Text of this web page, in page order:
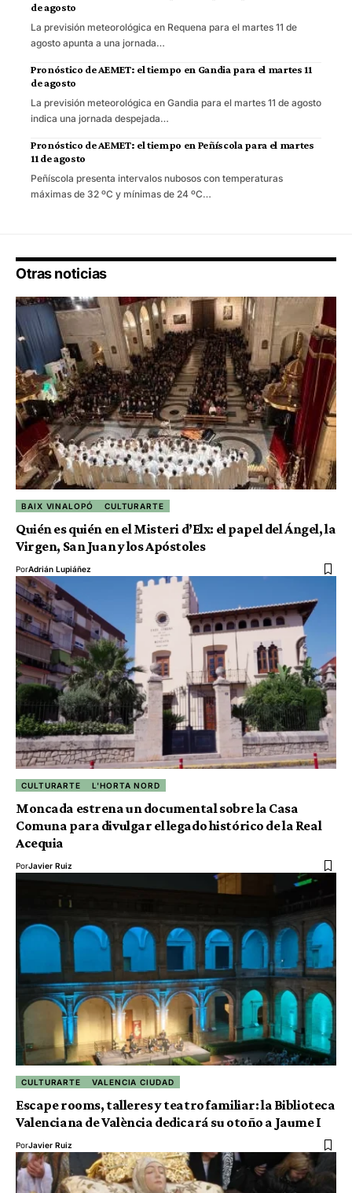
de agosto
La previsión meteorológica en Requena para el martes 11 de
agosto apunta a una jornada…
Pronóstico de AEMET: el tiempo en Gandia para el martes 11
de agosto
La previsión meteorológica en Gandia para el martes 11 de agosto
indica una jornada despejada…
Pronóstico de AEMET: el tiempo en Peñíscola para el martes
11 de agosto
Peñíscola presenta intervalos nubosos con temperaturas
máximas de 32 ºC y mínimas de 24 ºC…
Otras noticias
BAIX VINALOPÓ CULTURARTE
Quién es quién en el Misteri d’Elx: el papel del Ángel, la
Virgen, San Juan y los Apóstoles
PorAdrián Lupiáñez
CULTURARTE L'HORTA NORD
Moncada estrena un documental sobre la Casa
Comuna para divulgar el legado histórico de la Real
Acequia
PorJavier Ruiz
CULTURARTE VALENCIA CIUDAD
Escape rooms, talleres y teatro familiar: la Biblioteca
Valenciana de València dedicará su otoño a Jaume I
PorJavier Ruiz